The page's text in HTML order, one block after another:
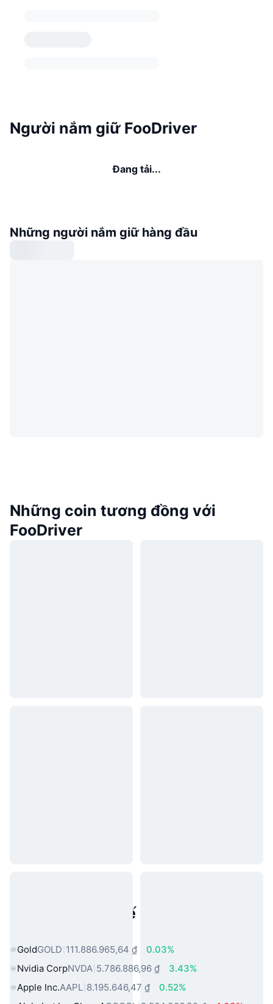
Người nắm giữ FooDriver
Đang tải...
Những người nắm giữ hàng đầu
Những coin tương đồng với
FooDriver
Tài sản trong thế giới thực phổ
GoldGOLD 111.886.965,64 ₫
0.03%
Nvidia CorpNVDA 5.786.886,96 ₫
3.43%
Apple Inc.AAPL 8.195.646,47 ₫
0.52%